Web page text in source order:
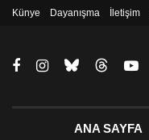
Künye Dayanışma İletişim
ANA SAYFA